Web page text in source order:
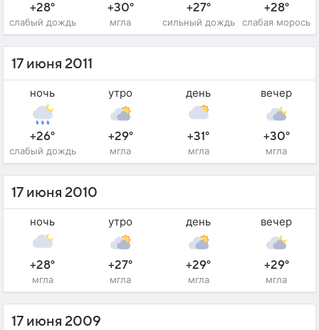
+28°
слабый дождь
+30°
мгла
+27°
сильный дождь
+28°
слабая морось
17 июня 2011
ночь
+26°
слабый дождь
утро
+29°
мгла
день
+31°
мгла
вечер
+30°
мгла
17 июня 2010
ночь
+28°
мгла
утро
+27°
мгла
день
+29°
мгла
вечер
+29°
мгла
17 июня 2009